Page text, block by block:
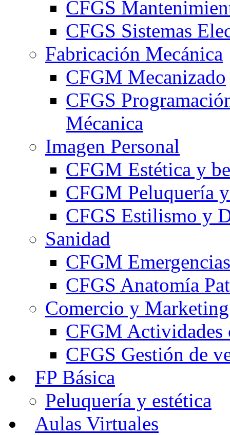
CFGS
CFGS Sistemas
Fabricación Mecánica
CFGM Mecanizado
CFGS
Mécanica
Imagen Personal
CFGM Estética y
CFGM Peluquería
CFGS Estilismo y
Sanidad
CFGM
CFGS Anatomía
Comercio y Marketing
CFGM Actividades
CFGS Gestión de
FP Básica
Peluquería y estética
Aulas Virtuales